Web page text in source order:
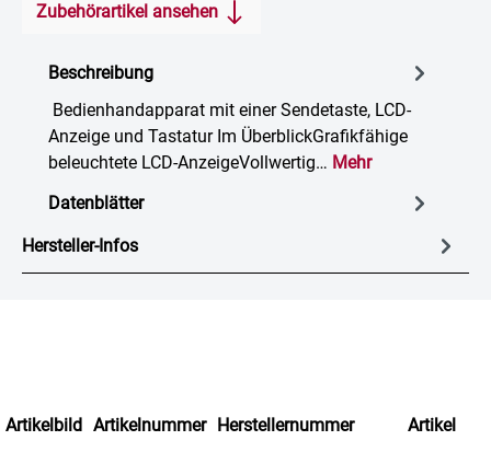
Zubehörartikel ansehen
Beschreibung
Bedienhandapparat mit einer Sendetaste, LCD-
Anzeige und Tastatur Im ÜberblickGrafikfähige
beleuchtete LCD-AnzeigeVollwertig… Mehr
Datenblätter
Hersteller-Infos
Artikelbild Artikelnummer Herstellernummer Artikel